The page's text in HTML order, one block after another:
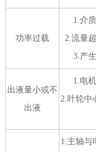
功率过载
1.介
2.流量
3.产
出液量小或不
出液
1.电
2.叶轮中
1.主轴与